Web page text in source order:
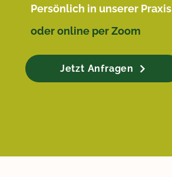
Jetzt Anfragen
Persönlich in unserer Praxis
oder online per Zoom